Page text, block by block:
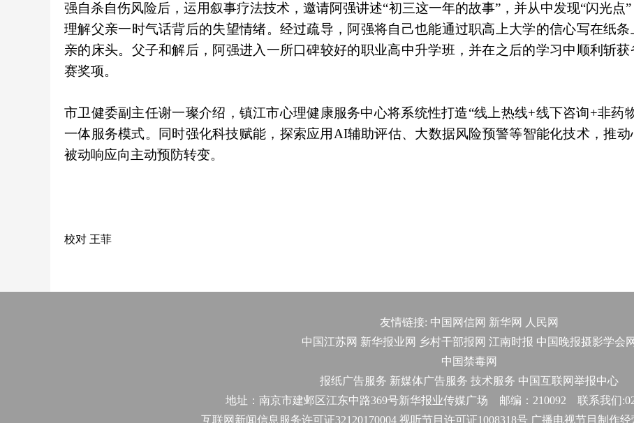
强自杀自伤风险后，运用叙事疗法技术，邀请阿强讲述“初三这一年的故事”，并从中发现“闪光点
理解父亲一时气话背后的失望情绪。经过疏导，阿强将自己也能通过职高上大学的信心写在纸条
亲的床头。父子和解后，阿强进入一所口碑较好的职业高中升学班，并在之后的学习中顺利斩获
赛奖项。
市卫健委副主任谢一璨介绍，镇江市心理健康服务中心将系统性打造“线上热线+线下咨询+非药
一体服务模式。同时强化科技赋能，探索应用AI辅助评估、大数据风险预警等智能化技术，推动
被动响应向主动预防转变。
校对 王菲
友情链接: 中国网信网 新华网
人民网
中国江苏网 新华报业网 乡村干部报网 江南时报 中国晚报摄影学会网
中国禁毒网
报纸广告服务 新媒体广告服务 技术服务 中国互联网举报中心
地址：南京市建邺区江东中路369号新华报业传媒广场 邮编：210092 联系我们
互联网新闻信息服务许可证32120170004 视听节目许可证1008318号 广播电视节目制作